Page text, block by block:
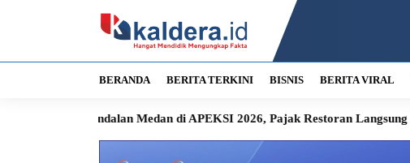
BERANDA BERITA TERKINI BISNIS BERITA VIRAL
Medan di APEKSI 2026, Pajak Restoran Langsung Masuk Kas Daerah